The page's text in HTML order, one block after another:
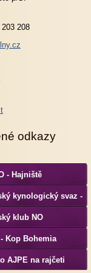
208
odkazy
- Hajniště
kynologický svaz -
klub NO
Kop Bohemia
AJPE na rajčeti